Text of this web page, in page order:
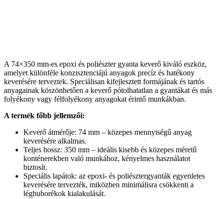
A 74×350 mm-es epoxi és poliészter gyanta keverő kiváló eszköz,
amelyet különféle konzisztenciájú anyagok precíz és hatékony
keverésére terveztek. Speciálisan kifejlesztett formájának és tartós
anyagainak köszönhetően a keverő pótolhatatlan a gyantákat és más
folyékony vagy félfolyékony anyagokat érintő munkákban.
A termék főbb jellemzői:
Keverő átmérője: 74 mm – közepes mennyiségű anyag
keverésére alkalmas.
Teljes hossz: 350 mm – ideális kisebb és közepes méretű
konténerekben való munkához, kényelmes használatot
biztosít.
Speciális lapátok: az epoxi- és poliésztergyanták egyenletes
keverésére tervezték, miközben minimálisra csökkenti a
légbuborékok kialakulását.